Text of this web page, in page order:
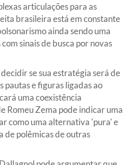
articulações para as
brasileira está em constante
ainda sendo uma
sinais de busca por novas
se sua estratégia será de
e figuras ligadas ao
uma coexistência
Romeu Zema pode indicar uma
como uma alternativa 'pura' e
de polêmicas de outras